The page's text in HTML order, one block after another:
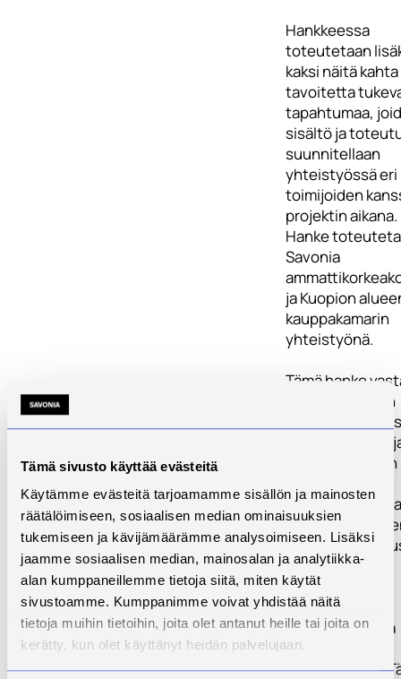
Tämä sivusto käyttää evästeitä
Käytämme evästeitä tarjoamamme sisällön ja mainosten
räätälöimiseen, sosiaalisen median ominaisuuksien
tukemiseen ja kävijämäärämme analysoimiseen. Lisäksi
jaamme sosiaalisen median, mainosalan ja analytiikka-
alan kumppaneillemme tietoja siitä, miten käytät
sivustoamme. Kumppanimme voivat yhdistää näitä
tietoja muihin tietoihin, joita olet antanut heille tai joita on
kerätty, kun olet käyttänyt heidän palvelujaan.
Hankkeessa
toteutetaan
kaksi näitä kahta
tavoitetta
tapahtumaa,
sisältö ja
suunnitellaan
yhteistyössä eri
toimijoiden
projektin aikana.
Hanke
Savonia
ja Kuopion
kauppakamarin
yhteistyönä.
Tämä hanke
toimintalinja 3:n
"Tuottavuuden
työhyvinvoinnin
mahdollistamalla
syntymistä ja
palvelu- ja
tuoteideoiden
kehittämistä
uudistumisen ja
kilpailukyvyn
edistämiseksi.